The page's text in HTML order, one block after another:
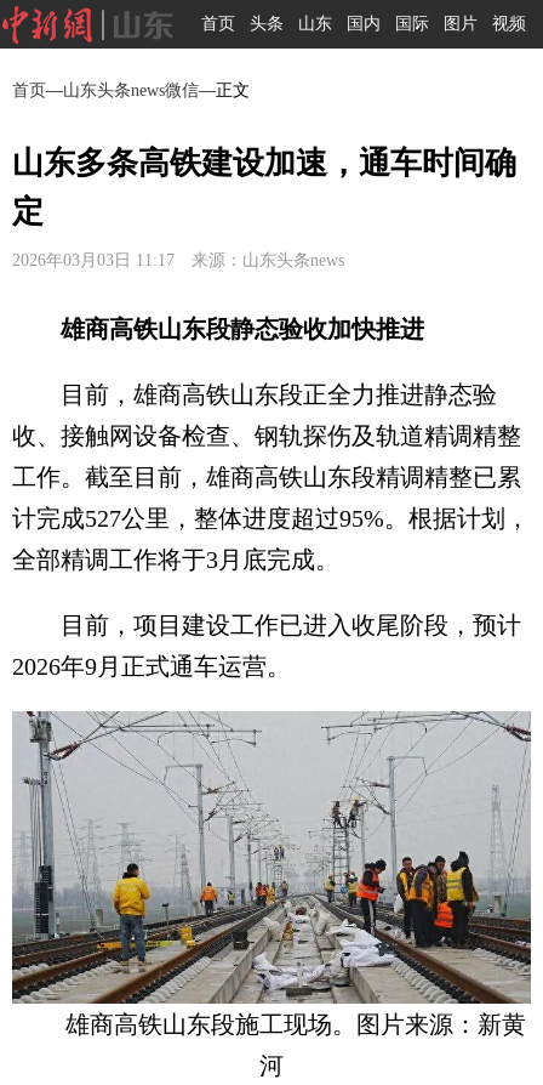
首页 头条 山东 国内 国际 图片 视频
首页—山东头条news微信—正文
山东多条高铁建设加速，通车时间确
定
2026年03月03日 11:17 来源：山东头条news
雄商高铁山东段静态验收加快推进
目前，雄商高铁山东段正全力推进静态验
收、接触网设备检查、钢轨探伤及轨道精调精整
工作。截至目前，雄商高铁山东段精调精整已累
计完成527公里，整体进度超过95%。根据计划，
全部精调工作将于3月底完成。
目前，项目建设工作已进入收尾阶段，预计
2026年9月正式通车运营。
雄商高铁山东段施工现场。图片来源：新黄
河